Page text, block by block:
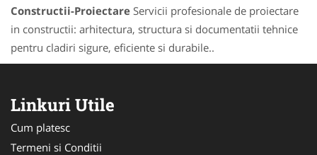
Constructii-Proiectare Servicii profesionale de proiectare
in constructii: arhitectura, structura si documentatii tehnice
pentru cladiri sigure, eficiente si durabile..
Linkuri Utile
Cum platesc
Termeni si Conditii